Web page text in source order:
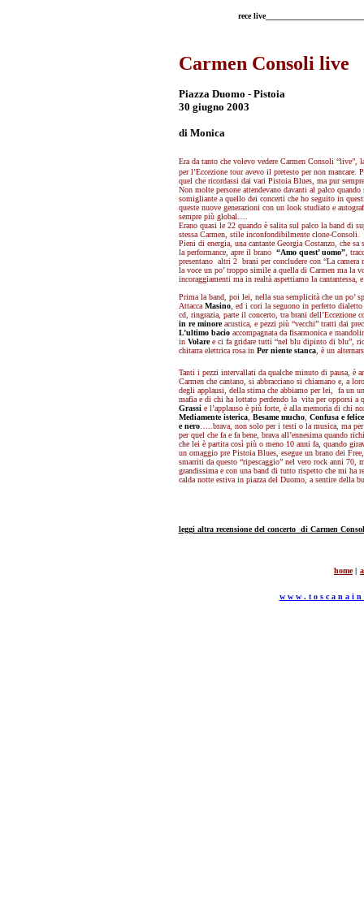
rece
Carmen Consoli live
Piazza Duomo - Pistoia
30 giugno 2003
di Monica
Era da tanto che volevo vedere Carmen Consoli “live”,
per l’Eccezione tour avevo il pretesto per non mancare.
quel che ricordassi dai vari Pistoia Blues, ma pur
Non molte persone attendevano davanti al palco
somigliante a quello dei concerti che ho seguito in
queste nuove generazioni con un look studiato e
sempre più global….
Erano quasi le 22 quando è salita sul palco la band di
stessa Carmen, stile inconfondibilmente clone-Consoli.
Pieni di energia, una cantante Georgia Costanzo, che
la performance, apre il brano “Amo quest’ uomo”,
presentano altri 2 brani per concludere con “La
la voce un po’ troppo simile a quella di Carmen ma la
incoraggiamenti ma in realtà aspettiamo la cantantessa,
Prima la band, poi lei, nella sua semplicità che un po’
Attacca Masino, ed i cori la seguono in perfetto
cd, ringrazia, parte il concerto, tra brani dell’Eccezione
in re minoreacustica, e pezzi più “vecchi” tratti dai
L’ultimo bacioaccompagnata da fisarmonica e
in Volaree ci fa gridare tutti “nel blu dipinto di blu”,
chitarra elettrica rosa in Per niente stanca, è un
Tanti i pezzi intervallati da qualche minuto di pausa, è
Carmen che cantano, si abbracciano si chiamano e, a
degli applausi, della stima che abbiamo per lei, fa un
mafia e di chi ha lottato perdendo la vita per opporsi a
Grassie l’applauso è più forte, è alla memoria di chi
Mediamente isterica, Besame mucho, Confusa e
e nero…..brava, non solo per i testi o la musica, ma
per quel che fa e fa bene, brava all’ennesima quando
che lei è partita così più o meno 10 anni fa, quando
un omaggio pre Pistoia Blues, esegue un brano dei
smarriti da questo “ripescaggio” nel vero rock anni 70,
grandissima e con una band di tutto rispetto che mi ha
calda notte estiva in piazza del Duomo, a sentire della
leggi altra recensione del concerto di Carmen
home |
w w w . t o s c a n a i